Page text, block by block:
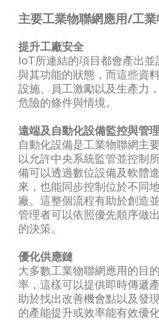
主要工業物聯網應用/工
提升工廠安全
IoT所連結的項目都會產出
與其功能的狀態，而這些資
設施、員工激勵以及生產力
危險的條件與情境。
遠端及自動化設備監控與管理
自動化設備是工業物聯網主
以允許中央系統監管並控制
備可以透過數位設備及軟體
來，也能同步控制位於不同
廠。這整個流程有助於創造
管理者可以依照優先順序做
的決策。
優化供應鏈
大多數工業物聯網應用的目
率，這樣可以提供即時傳遞
助於找出改善機會點以及發
的產能提升或效率能有效優化